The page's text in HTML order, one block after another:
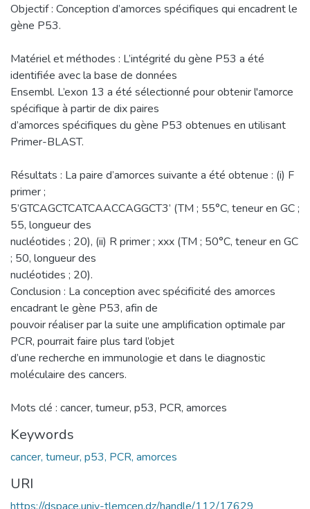
Objectif : Conception d’amorces spécifiques qui encadrent le
gène P53.
Matériel et méthodes : L’intégrité du gène P53 a été
identifiée avec la base de données
Ensembl. L’exon 13 a été sélectionné pour obtenir l'amorce
spécifique à partir de dix paires
d’amorces spécifiques du gène P53 obtenues en utilisant
Primer-BLAST.
Résultats : La paire d’amorces suivante a été obtenue : (i) F
primer ;
5’GTCAGCTCATCAACCAGGCT3’ (TM ; 55°C, teneur en GC ;
55, longueur des
nucléotides ; 20), (ii) R primer ; xxx (TM ; 50°C, teneur en GC
; 50, longueur des
nucléotides ; 20).
Conclusion : La conception avec spécificité des amorces
encadrant le gène P53, afin de
pouvoir réaliser par la suite une amplification optimale par
PCR, pourrait faire plus tard l’objet
d’une recherche en immunologie et dans le diagnostic
moléculaire des cancers.
Mots clé : cancer, tumeur, p53, PCR, amorces
Keywords
cancer, tumeur, p53, PCR, amorces
URI